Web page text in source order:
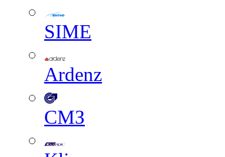
SIME
Ardenz
СМЗ